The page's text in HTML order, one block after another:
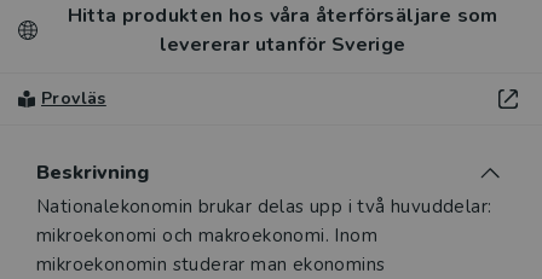
Hitta produkten hos våra återförsäljare som
levererar utanför Sverige
Provläs
Beskrivning
Beskrivning
Nationalekonomin brukar delas upp i två huvuddelar:
mikroekonomi och makroekonomi. Inom
mikroekonomin studerar man ekonomins